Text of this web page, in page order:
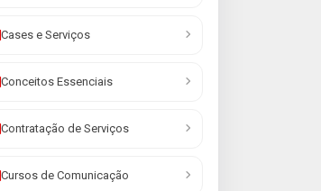
Cases e Serviços
Conceitos Essenciais
Contratação de Serviços
Cursos de Comunicação